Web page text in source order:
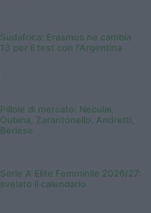
Sudafrica: Erasmus ne cambia
13 per il test con l'Argentina
Pillole di mercato: Neculai,
Oubina, Zarantonello, Andretti,
Berlese
Serie A Elite Femminile 2026/27:
svelato il calendario